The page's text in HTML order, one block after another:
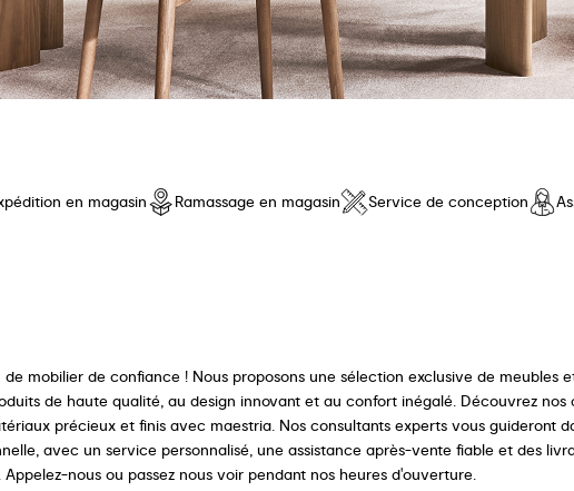
en magasin Ramassage en magasin Service de conception
mobilier de confiance ! Nous proposons une sélection exclusive de meubles
de haute qualité, au design innovant et au confort inégalé. Découvrez nos
précieux et finis avec maestria. Nos consultants experts vous guideront
avec un service personnalisé, une assistance après-vente fiable et des
nous ou passez nous voir pendant nos heures d'ouverture.